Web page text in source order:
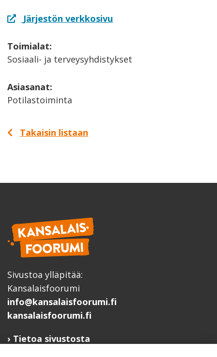
Järjestön verkkosivu
Toimialat:
Sosiaali- ja terveysyhdistykset
Asiasanat:
Potilastoiminta
Takaisin listaan
Sivustoa ylläpitää:
Kansalaisfoorumi
info@kansalaisfoorumi.fi
kansalaisfoorumi.fi
Tietoa sivustosta